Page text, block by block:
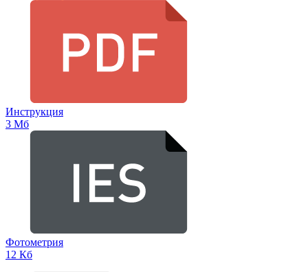
Инструкция
3 Мб
Фотометрия
12 Кб